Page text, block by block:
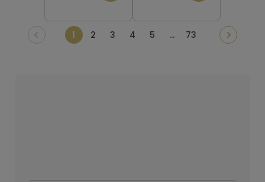
1 2 3 4 5 ... 73